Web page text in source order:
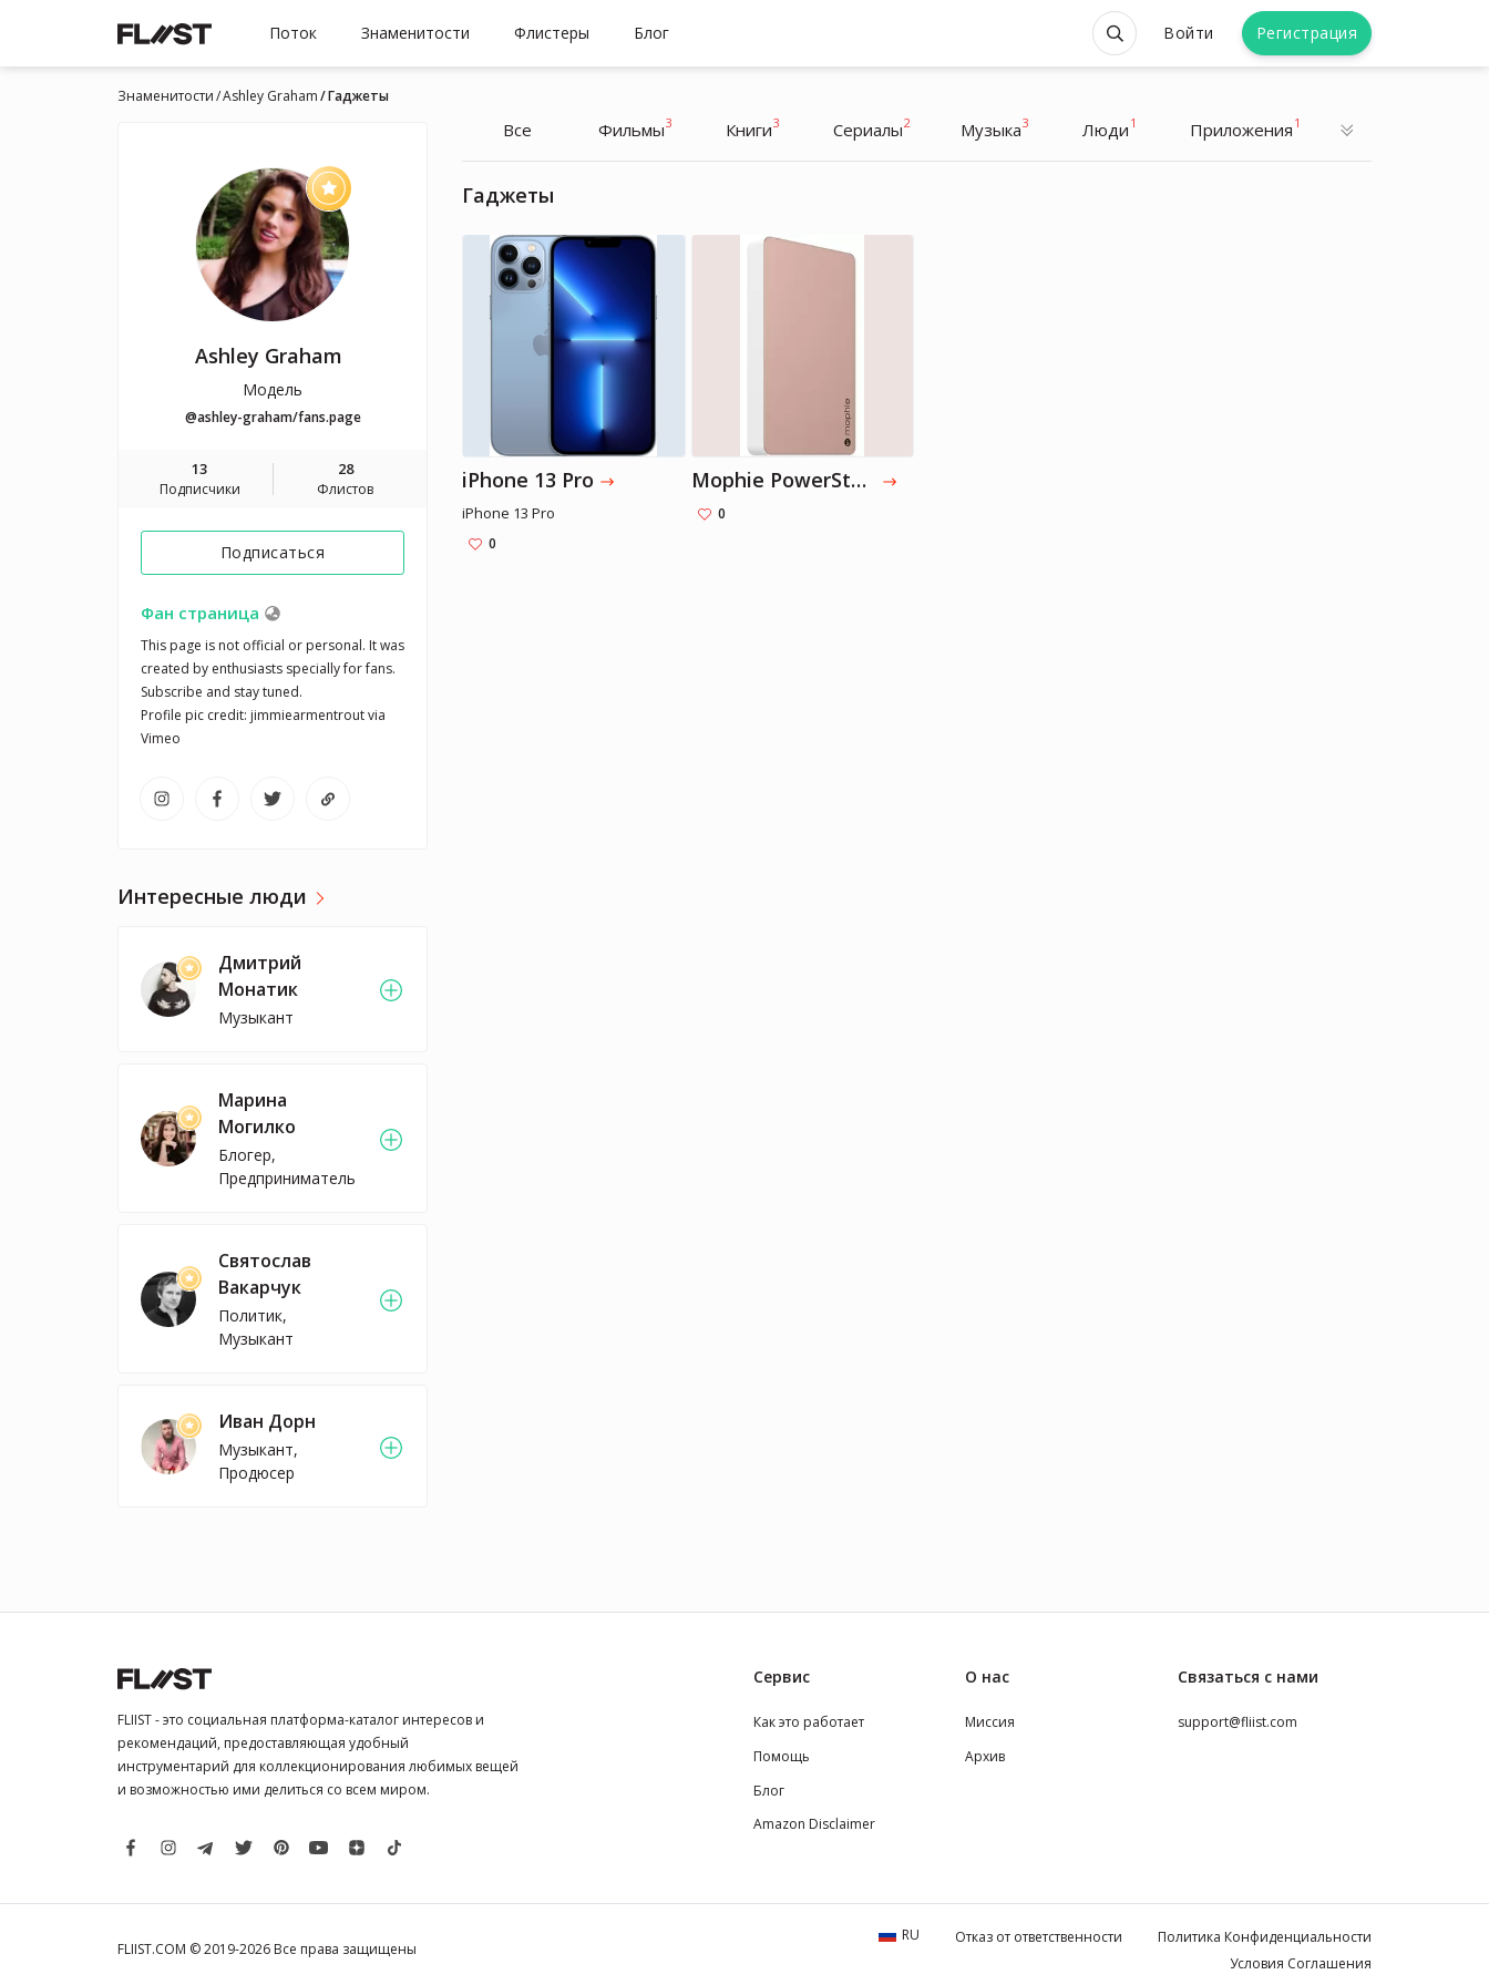
Поток Знаменитости Флистеры Блог Войти Регистрация
Знаменитости Ashley Graham Гаджеты
Ashley Graham
Модель
@ashley-graham/fans.page
13
Подписчики
28
Флистов
Подписаться
Фан страница
This page is not official or personal. It was
created by enthusiasts specially for fans.
Subscribe and stay tuned.
Profile pic credit: jimmiearmentrout via
Интересные люди
Дмитрий
Монатик
Музыкант
Марина
Могилко
Блогер,
Предприниматель
Святослав
Вакарчук
Политик,
Музыкант
Иван Дорн
Музыкант,
Продюсер
Все Фильмы3 Книги3 Cериалы2 Музыка3 Люди 1 Приложения 1
Гаджеты
iPhone 13 Pro
iPhone 13 Pro
Ashley Graham
Модель
0
Mophie PowerStation - Universal External Battery - Made for Smartphones and Tablets (6,000mAh)
0
FLIIST - это социальная платформа-каталог интересов и
рекомендаций, предоставляющая удобный
инструментарий для коллекционирования любимых вещей
и возможностью ими делиться со всем миром.
Сервис
Как это работает
Помощь
Блог
Amazon Disclaimer
О нас
Миссия
Архив
Связаться с нами
support@fliist.com
FLIIST.COM © 2019-2026 Все права защищены
RU Отказ от ответственности
Политика Конфиденциальности
Условия Соглашения